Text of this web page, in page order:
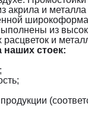
акрила и металла
из
и
стоек: